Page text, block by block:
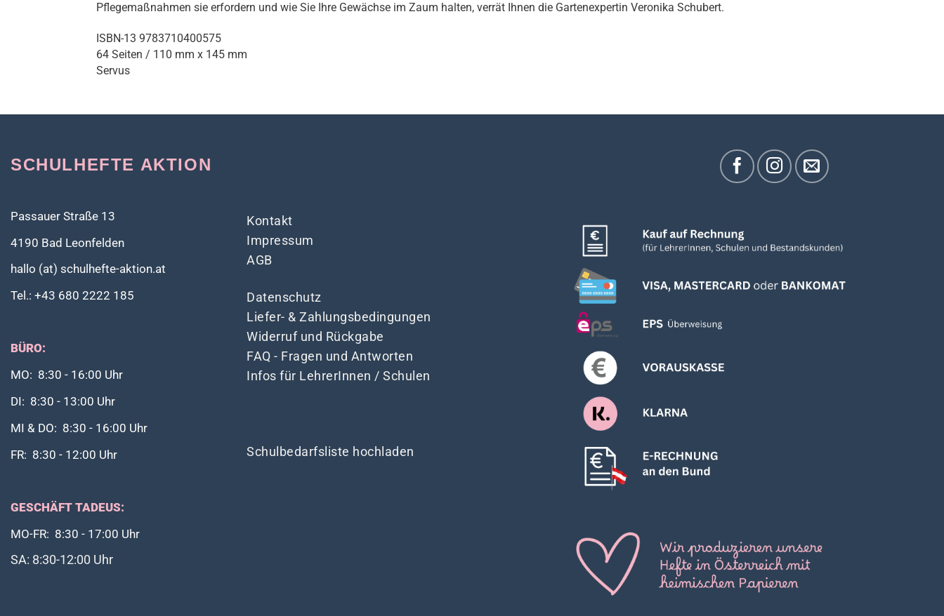
Pflegemaßnahmen sie erfordern und wie Sie Ihre Gewächse im Zaum halten, verrät Ihnen die Gartenexpertin Veronika Schubert.
ISBN-13 9783710400575
64 Seiten / 110 mm x 145 mm
Servus
SCHULHEFTE AKTION
Passauer Straße 13
4190 Bad Leonfelden
hallo (at) schulhefte-aktion.at
Tel.: +43 680 2222 185
BÜRO:
MO: 8:30 - 16:00 Uhr
DI: 8:30 - 13:00 Uhr
MI & DO: 8:30 - 16:00 Uhr
FR: 8:30 - 12:00 Uhr
GESCHÄFT TADEUS:
MO-FR: 8:30 - 17:00 Uhr
SA: 8:30-12:00 Uhr
Kontakt
Impressum
AGB
Datenschutz
Liefer- & Zahlungsbedingungen
Widerruf und Rückgabe
FAQ - Fragen und Antworten
Infos für LehrerInnen / Schulen
Schulbedarfsliste hochladen